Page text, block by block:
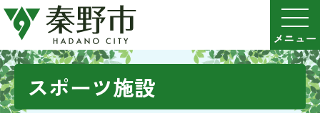
スポーツ施設